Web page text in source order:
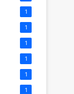
1
1
1
1
1
1